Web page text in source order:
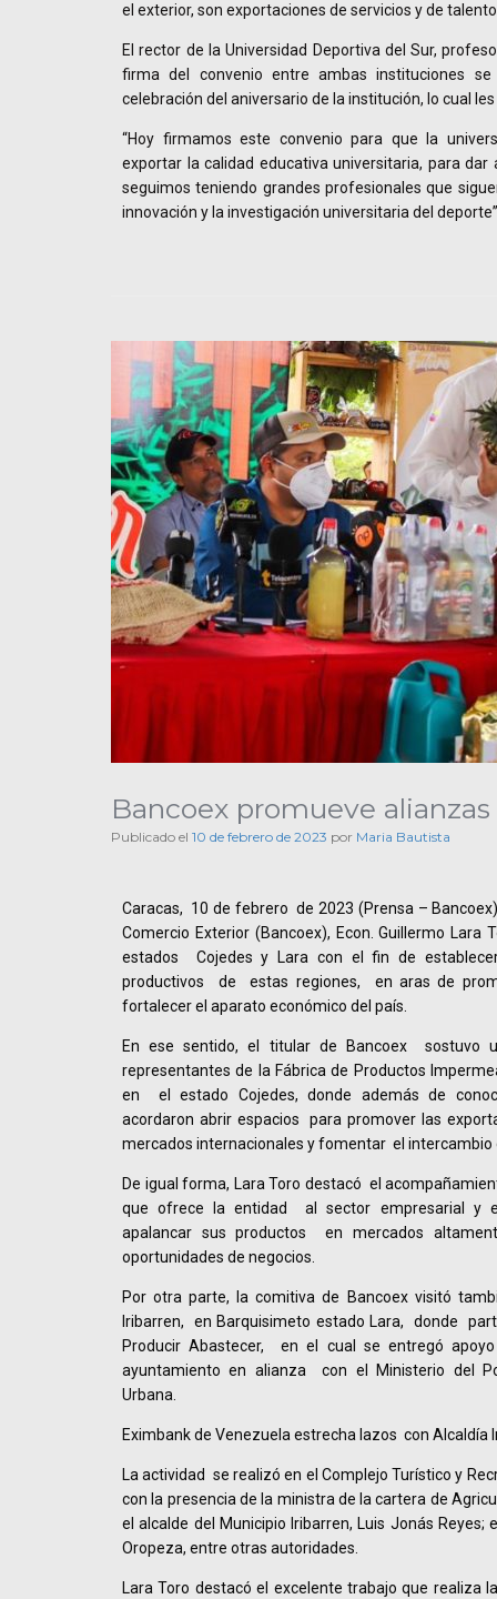
el exterior, son exportaciones de servicios y de
El rector de la Universidad Deportiva del Sur,
firma del convenio entre ambas instituciones
celebración del aniversario de la institución, lo cual
“Hoy firmamos este convenio para que la
exportar la calidad educativa universitaria, para dar
seguimos teniendo grandes profesionales que
innovación y la investigación universitaria del
Bancoex promueve
Publicado el 10 de febrero de 2023 por Maria Bautista
Caracas, 10 de febrero de 2023 (Prensa –
Comercio Exterior (Bancoex), Econ. Guillermo Lara
estados Cojedes y Lara con el fin de
productivos de estas regiones, en aras de
fortalecer el aparato económico del país.
En ese sentido, el titular de Bancoex sostuvo
representantes de la Fábrica de Productos
en el estado Cojedes, donde además de
acordaron abrir espacios para promover las
mercados internacionales y fomentar el intercambio
De igual forma, Lara Toro destacó el
que ofrece la entidad al sector empresarial y
apalancar sus productos en mercados
oportunidades de negocios.
Por otra parte, la comitiva de Bancoex visitó
Iribarren, en Barquisimeto estado Lara, donde
Producir Abastecer, en el cual se entregó
ayuntamiento en alianza con el Ministerio del
Urbana.
Eximbank de Venezuela estrecha lazos con Alcaldía
La actividad se realizó en el Complejo Turístico y
con la presencia de la ministra de la cartera de
el alcalde del Municipio Iribarren, Luis Jonás Reyes;
Oropeza, entre otras autoridades.
Lara Toro destacó el excelente trabajo que realiza